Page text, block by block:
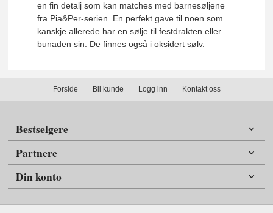
en fin detalj som kan matches med barnesøljene
fra Pia&Per-serien. En perfekt gave til noen som
kanskje allerede har en sølje til festdrakten eller
bunaden sin. De finnes også i oksidert sølv.
Forside Bli kunde Logg inn Kontakt oss
Bestselgere
Partnere
Din konto